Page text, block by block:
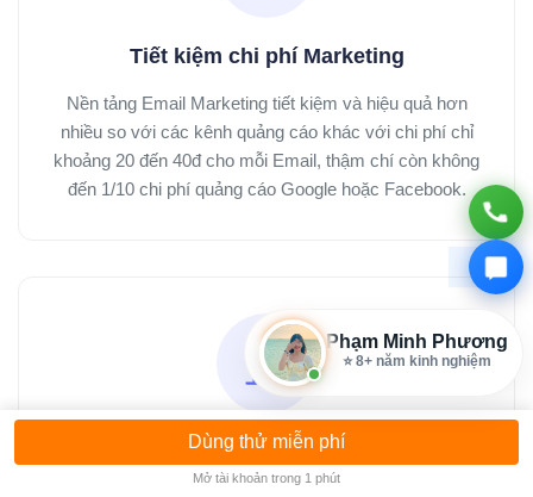
Tiết kiệm chi phí Marketing
Nền tảng Email Marketing tiết kiệm và hiệu quả hơn
nhiều so với các kênh quảng cáo khác với chi phí chỉ
khoảng 20 đến 40đ cho mỗi Email, thậm chí còn không
đến 1/10 chi phí quảng cáo Google hoặc Facebook.
Tăng tỷ lệ chuyển đổi
Dùng thử miễn phí
Mở tài khoản trong 1 phút
Phạm Minh Phương
📘 1320+ dự án/khách hàng